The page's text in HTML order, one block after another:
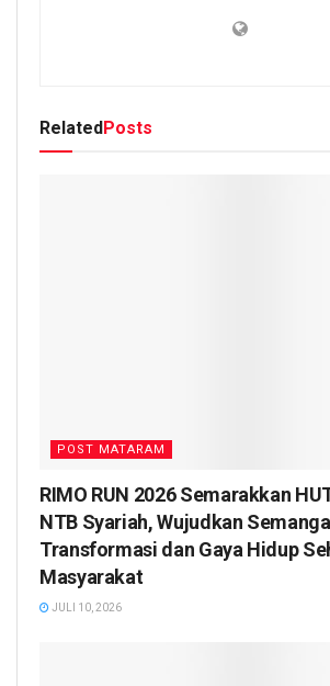
RelatedPosts
POST MATARAM
RIMO RUN 2026 Semarakkan
NTB Syariah, Wujudkan
Transformasi dan Gaya Hidup
Masyarakat
JULI 10, 2026